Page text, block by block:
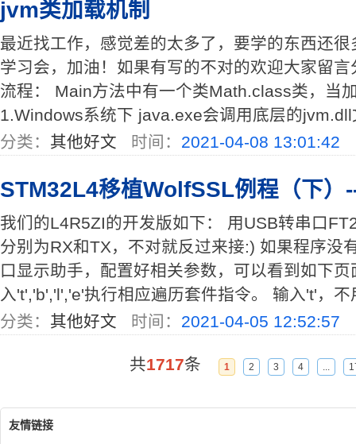
jvm类加载机制
最近找工作，感觉差的太多了，要学的东西还
学习会，加油！如果有写的不对的欢迎大家留
流程： Main方法中有一个类Math.class类，当
1.Windows系统下 java.exe会调用底层的
分类： 其他好文 时间： 2021-04-08 13:01:42
STM32L4移植WolfSSL例程（下）
我们的L4R5ZI的开发版如下： 用USB转串口
分别为RX和TX，不对就反过来接:) 如果程序没
口显示助手，配置好相关参数，可以看到如下
入't','b','l','e'执行相应遍历套件指令。 输入't'，
分类： 其他好文 时间： 2021-04-05 12:52:57
共1717条 1 2 3 4 ...
友情链接